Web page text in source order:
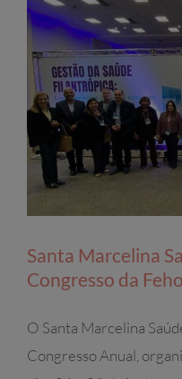
Santa Marcelina
Congresso da
O Santa Marcelina
Congresso Anual,